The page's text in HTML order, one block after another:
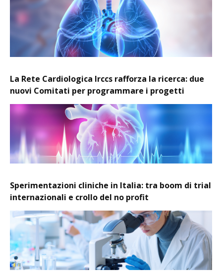
La Rete Cardiologica Irccs rafforza la ricerca: due
nuovi Comitati per programmare i progetti
Sperimentazioni cliniche in Italia: tra boom di trial
internazionali e crollo del no profit